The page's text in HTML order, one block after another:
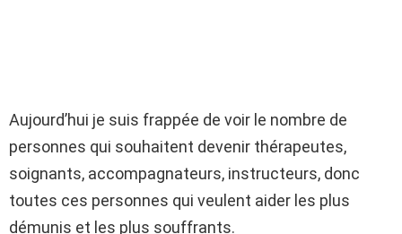
Aujourd’hui je suis frappée de voir le nombre de
personnes qui souhaitent devenir thérapeutes,
soignants, accompagnateurs, instructeurs, donc
toutes ces personnes qui veulent aider les plus
démunis et les plus souffrants.